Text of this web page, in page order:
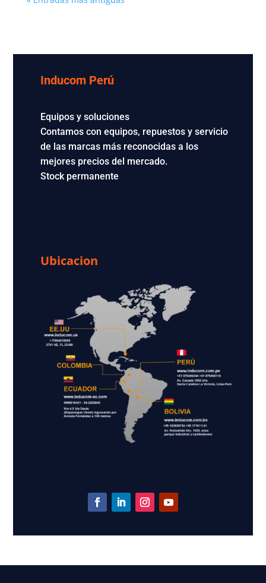
Inducom Perú
Equipos y soluciones
Contamos con equipos, repuestos y servicio
de las marcas más reconocidas a los
mejores precios del mercado.
Stock permanente
Ubicacion